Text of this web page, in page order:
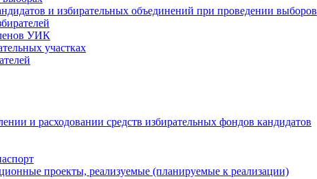
и избирательных объединений при проведении выборов
УИК
участках
и расходовании средств избирательных фондов кандидатов
проекты, реализуемые (планируемые к реализации)